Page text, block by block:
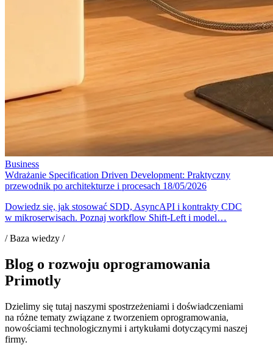
Business
Wdrażanie Specification Driven Development: Praktyczny
przewodnik po architekturze i procesach 18/05/2026
Dowiedz się, jak stosować SDD, AsyncAPI i kontrakty CDC
w mikroserwisach. Poznaj workflow Shift-Left i model…
/ Baza wiedzy /
Blog o rozwoju oprogramowania
Primotly
Dzielimy się tutaj naszymi spostrzeżeniami i doświadczeniami
na różne tematy związane z tworzeniem oprogramowania,
nowościami technologicznymi i artykułami dotyczącymi naszej
firmy.